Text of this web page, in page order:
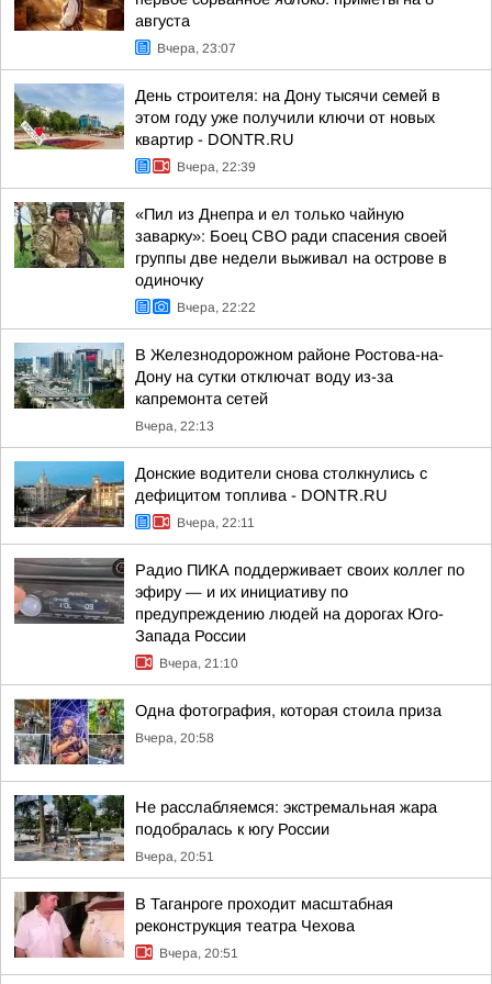
августа
Вчера, 23:07
День строителя: на Дону тысячи семей в
этом году уже получили ключи от новых
квартир - DONTR.RU
Вчера, 22:39
«Пил из Днепра и ел только чайную
заварку»: Боец СВО ради спасения своей
группы две недели выживал на острове в
одиночку
Вчера, 22:22
В Железнодорожном районе Ростова-на-
Дону на сутки отключат воду из-за
капремонта сетей
Вчера, 22:13
Донские водители снова столкнулись с
дефицитом топлива - DONTR.RU
Вчера, 22:11
Радио ПИКА поддерживает своих коллег по
эфиру — и их инициативу по
предупреждению людей на дорогах Юго-
Запада России
Вчера, 21:10
Одна фотография, которая стоила приза
Вчера, 20:58
Не расслабляемся: экстремальная жара
подобралась к югу России
Вчера, 20:51
В Таганроге проходит масштабная
реконструкция театра Чехова
Вчера, 20:51